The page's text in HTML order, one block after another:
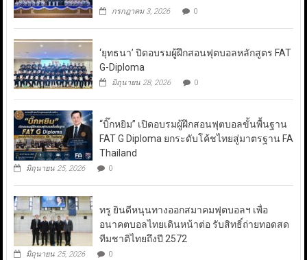
กรกฎาคม 3, 2026 0
‘ยุทธนา’ ปิดอบรมผู้ฝึกสอนฟุตบอลหลักสูตร FAT
G-Diploma
มิถุนายน 28, 2026 0
“บิ๊กหยิม” เปิดอบรมผู้ฝึกสอนฟุตบอลขั้นพื้นฐาน
FAT G Diploma ยกระดับโค้ชไทยสู่มาตรฐาน FA
Thailand
มิถุนายน 25, 2026 0
ทรู ยินดีหนุนทางออกสมาคมฟุตบอลฯ เพื่อ
อนาคตบอลไทยเดินหน้าต่อ รับสิทธิ์ถ่ายทอดสด
ทีมชาติไทยถึงปี 2572
มิถุนายน 25, 2026 0